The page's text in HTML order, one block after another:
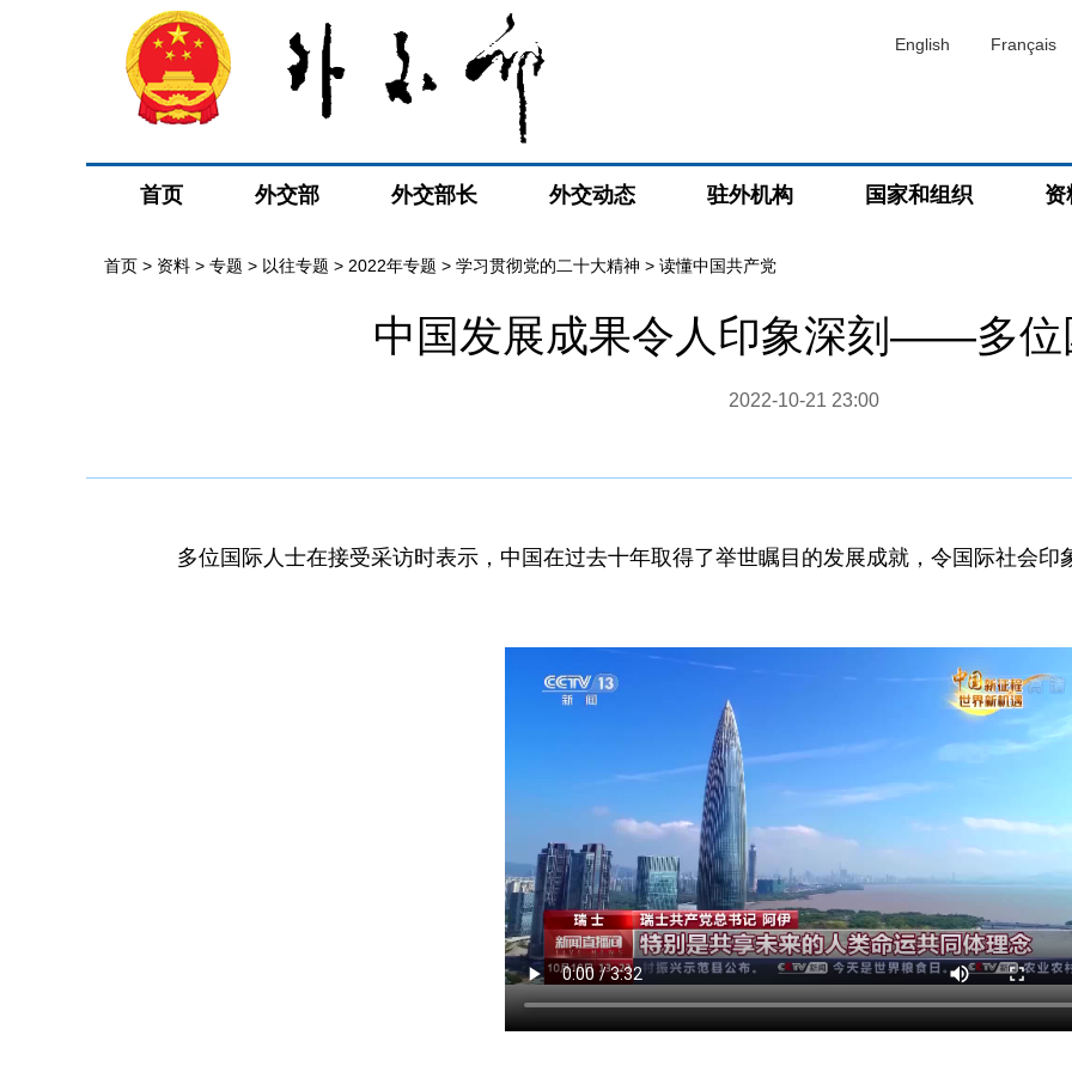
English Français
首页 外交部 外交部长 外交动态 驻外机构 国家和组织 资
首页 > 资料 > 专题 > 以往专题 > 2022年专题 > 学习贯彻党的二十大精神 > 读懂中国共产党
中国发展成果令人印象深刻——多位
2022-10-21 23:00
多位国际人士在接受采访时表示，中国在过去十年取得了举世瞩目的发展成就，令国际社会印